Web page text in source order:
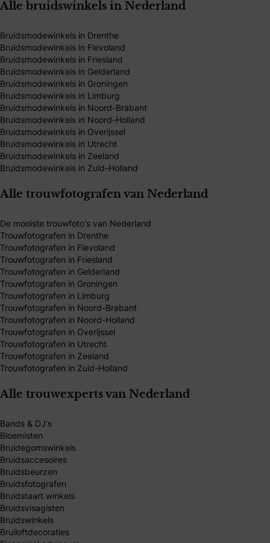
Alle bruidswinkels in Nederland
Bruidsmodewinkels in Drenthe
Bruidsmodewinkels in Flevoland
Bruidsmodewinkels in Friesland
Bruidsmodewinkels in Gelderland
Bruidsmodewinkels in Groningen
Bruidsmodewinkels in Limburg
Bruidsmodewinkels in Noord-Brabant
Bruidsmodewinkels in Noord-Holland
Bruidsmodewinkels in Overijssel
Bruidsmodewinkels in Utrecht
Bruidsmodewinkels in Zeeland
Bruidsmodewinkels in Zuid-Holland
Alle trouwfotografen van Nederland
De mooiste trouwfoto's van Nederland
Trouwfotografen in Drenthe
Trouwfotografen in Flevoland
Trouwfotografen in Friesland
Trouwfotografen in Gelderland
Trouwfotografen in Groningen
Trouwfotografen in Limburg
Trouwfotografen in Noord-Brabant
Trouwfotografen in Noord-Holland
Trouwfotografen in Overijssel
Trouwfotografen in Utrecht
Trouwfotografen in Zeeland
Trouwfotografen in Zuid-Holland
Alle trouwexperts van Nederland
Bands & DJ's
Bloemisten
Bruidegomswinkels
Bruidsaccesoires
Bruidsbeurzen
Bruidsfotografen
Bruidstaart winkels
Bruidsvisagisten
Bruidswinkels
Bruiloftdecoraties